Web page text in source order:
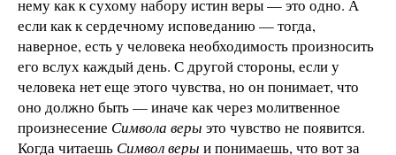
нему как к сухому набору истин веры — это одно. А
если как к сердечному исповеданию — тогда,
наверное, есть у человека необходимость произносить
его вслух каждый день. С другой стороны, если у
человека нет еще этого чувства, но он понимает, что
оно должно быть — иначе как через молитвенное
произнесение Символа веры это чувство не появится.
Когда читаешь Символ веры и понимаешь, что вот за